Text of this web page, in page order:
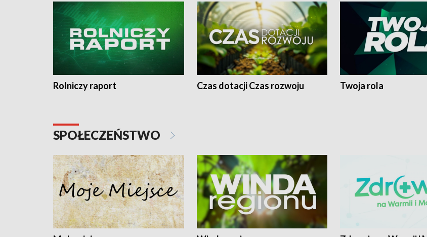
Rolniczy raport Czas dotacji Czas rozwoju Twoja rola
SPOŁECZEŃSTWO